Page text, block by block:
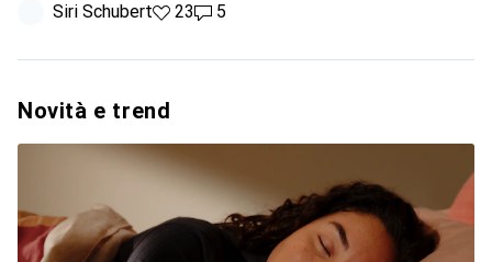
Siri Schubert23 like
235 commenti
5
Novità e trend